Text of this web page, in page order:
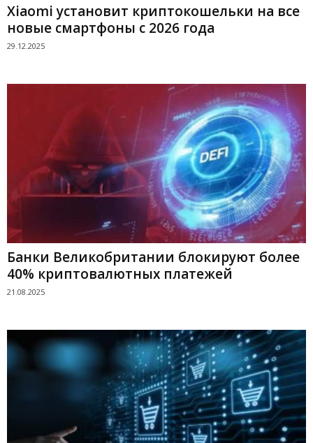
Xiaomi установит криптокошельки на все
новые смартфоны с 2026 года
29.12.2025
Банки Великобритании блокируют более
40% криптовалютных платежей
21.08.2025